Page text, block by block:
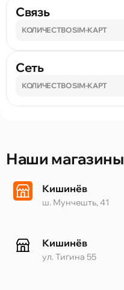
Связь
КОЛИЧЕСТВО SIM-КАРТ
Сеть
КОЛИЧЕСТВО SIM-КАРТ
Наши магазины
Кишинёв
ш. Мунчешть, 41
Кишинёв
ул. Тигина 55